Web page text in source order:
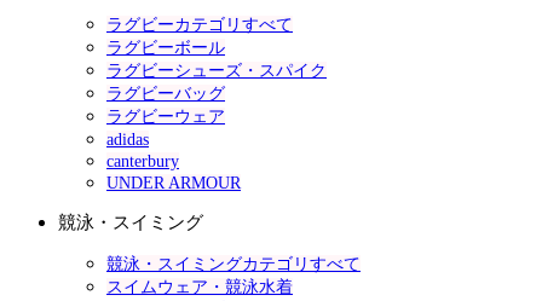
ラグビーカテゴリすべて
ラグビーボール
ラグビーシューズ・スパイク
ラグビーバッグ
ラグビーウェア
adidas
canterbury
UNDER ARMOUR
競泳・スイミング
競泳・スイミングカテゴリすべて
スイムウェア・競泳水着